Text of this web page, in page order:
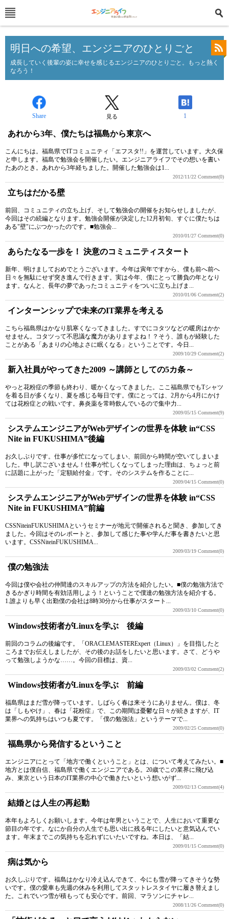
明日への希望、エンジニアのひとりごと
成長していく後輩の姿に幸せを感じるエンジニアのひとりごと。もっと熱く
なろう！
Share 見る 1
あれから3年、僕たちは福島から東京へ
こんにちは。福島県でITコミュニティ「エフスタ!!」を運営しています。大久保
と申します。福島で勉強会を開催したい。エンジニアライフでその想いを書い
たあのとき。あれから3年経ちました。開催した勉強会は1...
2012/11/22 Comment(0)
立ちはだかる壁
前回、コミュニティの立ち上げ、そして勉強会の開催をお知らせしましたが、
今回はその続編となります。勉強会開催が決定した12月初旬、すぐに僕たちは
ある"壁"にぶつかったのです。■勉強会...
2010/01/27 Comment(0)
あらたなる一歩を！ 決意のコミュニティスタート
新年、明けましておめでとうございます。今年は寅年ですから、僕も前へ前へ
日々を無駄にせず突き進んで行きます。実は今年、僕にとって勝負の年となり
ます。なんと、長年の夢であったコミュニティをついに立ち上げま...
2010/01/06 Comment(2)
インターンシップで未来のIT業界を考える
こちら福島県はかなり肌寒くなってきました。すでにコタツなどの暖房はかか
せません。コタツって不思議な魔力がありますよね！？そう、誰もが経験した
ことがある「あまりの心地よさに眠くなる」ということです。今日...
2009/10/29 Comment(2)
新入社員がやってきた2009 ～講師としての5カ条～
やっと花粉症の季節も終わり、暖かくなってきました。ここ福島県でもTシャツ
を着る日が多くなり、夏を感じる毎日です。僕にとっては、2月から4月にかけ
ては花粉症との戦いです。鼻炎薬を常時飲んでいるので集中力...
2009/05/15 Comment(9)
システムエンジニアがWebデザインの世界を体験 in“CSS
Nite in FUKUSHIMA”後編
お久しぶりです。仕事が多忙になってしまい、前回から時間が空いてしまいま
した。申し訳ございません！仕事が忙しくなってしまった理由は、ちょっと前
に話題に上がった「定額給付金」です。そのシステムを作ることに...
2009/04/15 Comment(0)
システムエンジニアがWebデザインの世界を体験 in“CSS
Nite in FUKUSHIMA”前編
CSSNiteinFUKUSHIMAというセミナーが地元で開催されると聞き、参加してき
ました。今回はそのレポートと、参加して感じた事や学んだ事を書きたいと思
います。CSSNiteinFUKUSHIMA...
2009/03/19 Comment(0)
僕の勉強法
今回は僕や会社の仲間達のスキルアップの方法を紹介したい。■僕の勉強方法で
きるかぎり時間を有効活用しよう！ということで僕達の勉強方法を紹介する。
1.誰よりも早く出勤僕の会社は8時30分から仕事がスタート...
2009/03/10 Comment(0)
Windows技術者がLinuxを学ぶ 後編
前回のコラムの後編です。「ORACLEMASTERExpert（Linux）」を目指したと
ころまでお伝えしましたが、その後のお話をしたいと思います。さて、どうや
って勉強しようかな……。今回の目標は、資...
2009/03/02 Comment(2)
Windows技術者がLinuxを学ぶ 前編
福島県はまだ雪が降っています。しばらく春は来そうにありません。僕は、冬
は「しもやけ」、春は「花粉症」で、この期間は憂鬱な日々が続きますが、IT
業界への気持ちはいつも夏です。「僕の勉強法」というテーマで...
2009/02/25 Comment(0)
福島県から発信するということ
エンジニアにとって「地方で働くということ」とは、について考えてみたい。■
地方とは僕自信、福島県で働くエンジニアである。20歳でこの業界に飛び込
み、東京という日本のIT業界の中心で働きたいという想いがず...
2009/02/13 Comment(4)
結婚とは人生の再起動
本年もよろしくお願いします。今年は年男ということで、人生において重要な
節目の年です。なにか自分の人生でも思い出に残る年にしたいと意気込んでい
ます。年末までこの気持ちを忘れずにいたいですね。本日は、「結...
2009/01/15 Comment(0)
病は気から
お久しぶりです。福島はかなり冷え込んできて、今にも雪が降ってきそうな勢
いです。僕の愛車も先週の休みを利用してスタットレスタイヤに履き替えまし
た。これでいつ雪が積もっても安心です。前回、マラソンにチャレ...
2008/11/26 Comment(0)